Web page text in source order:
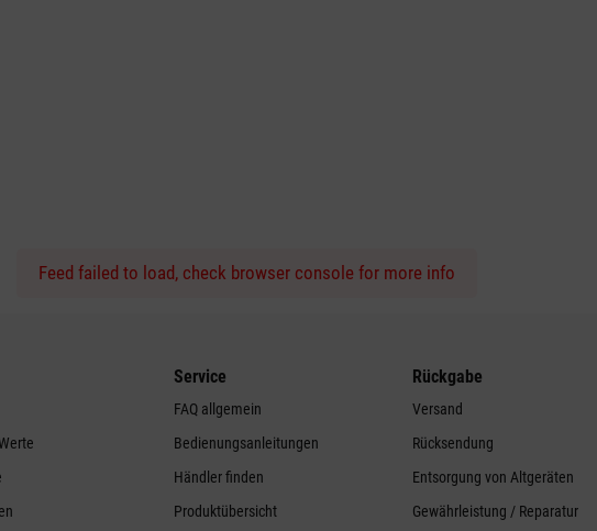
Feed failed to load, check browser console for more info
Service
FAQ allgemein
Bedienungsanleitungen
Händler finden
Produktübersicht
Rückgabe
Versand
Rücksendung
Entsorgung von Altgeräten
Gewährleistung / Reparatur